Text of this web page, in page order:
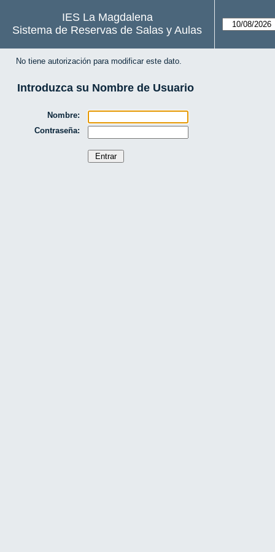
IES La Magdalena
Sistema de Reservas de Salas y Aulas
No tiene autorización para modificar este dato.
Introduzca su Nombre de Usuario
Nombre:
Contraseña: